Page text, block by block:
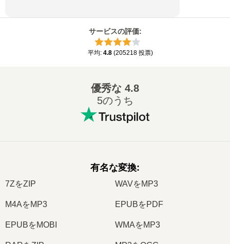
サービスの評価:
平均: 4.8 (205218 投票)
優秀な 4.8
5のうち
有名な変換:
7ZをZIP WAVをMP3
M4AをMP3 EPUBをPDF
EPUBをMOBI WMAをMP3